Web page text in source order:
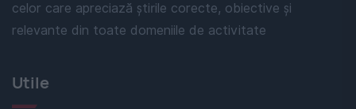
celor care apreciază știrile corecte, obiective și
relevante din toate domeniile de activitate
Utile